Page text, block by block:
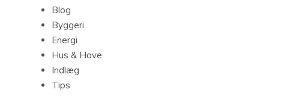
Blog
Byggeri
Energi
Hus & Have
Indlæg
Tips